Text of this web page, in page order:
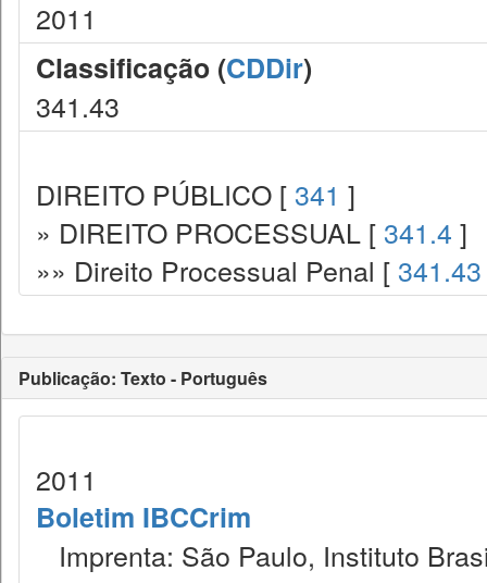
2011
Classificação (CDDir)
341.43
DIREITO PÚBLICO [ 341 ]
» DIREITO PROCESSUAL [ 341.4 ]
»» Direito Processual Penal [ 341.43
Publicação: Texto - Português
2011
Boletim IBCCrim
Imprenta: São Paulo, Instituto